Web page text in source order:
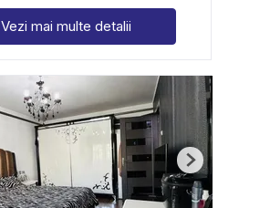
Vezi mai multe detalii
Next